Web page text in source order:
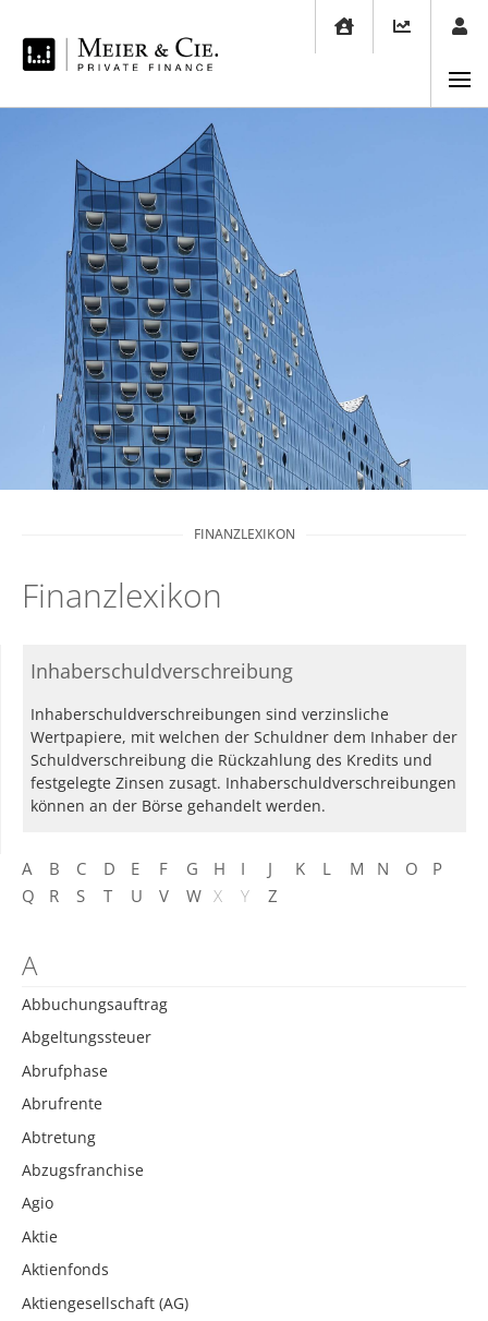
FINANZLEXIKON
Finanzlexikon
A B C D E F G H I J K L M N O
P
Q
R S T U V W X Y Z
A
Abbuchungsauftrag
Abgeltungssteuer
Abrufphase
Abrufrente
Abtretung
Abzugsfranchise
Agio
Aktie
Aktienfonds
Aktiengesellschaft (AG)
Inhaberschuldverschreibung
Inhaberschuldverschreibungen sind verzinsliche
Wertpapiere, mit welchen der Schuldner dem Inhaber der
Schuldverschreibung die Rückzahlung des Kredits und
festgelegte Zinsen zusagt. Inhaberschuldverschreibungen
können an der Börse gehandelt werden.